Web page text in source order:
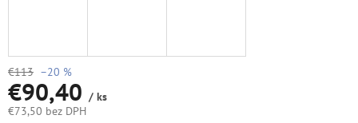
€113 –20 %
€90,40 / ks
€73,50 bez DPH